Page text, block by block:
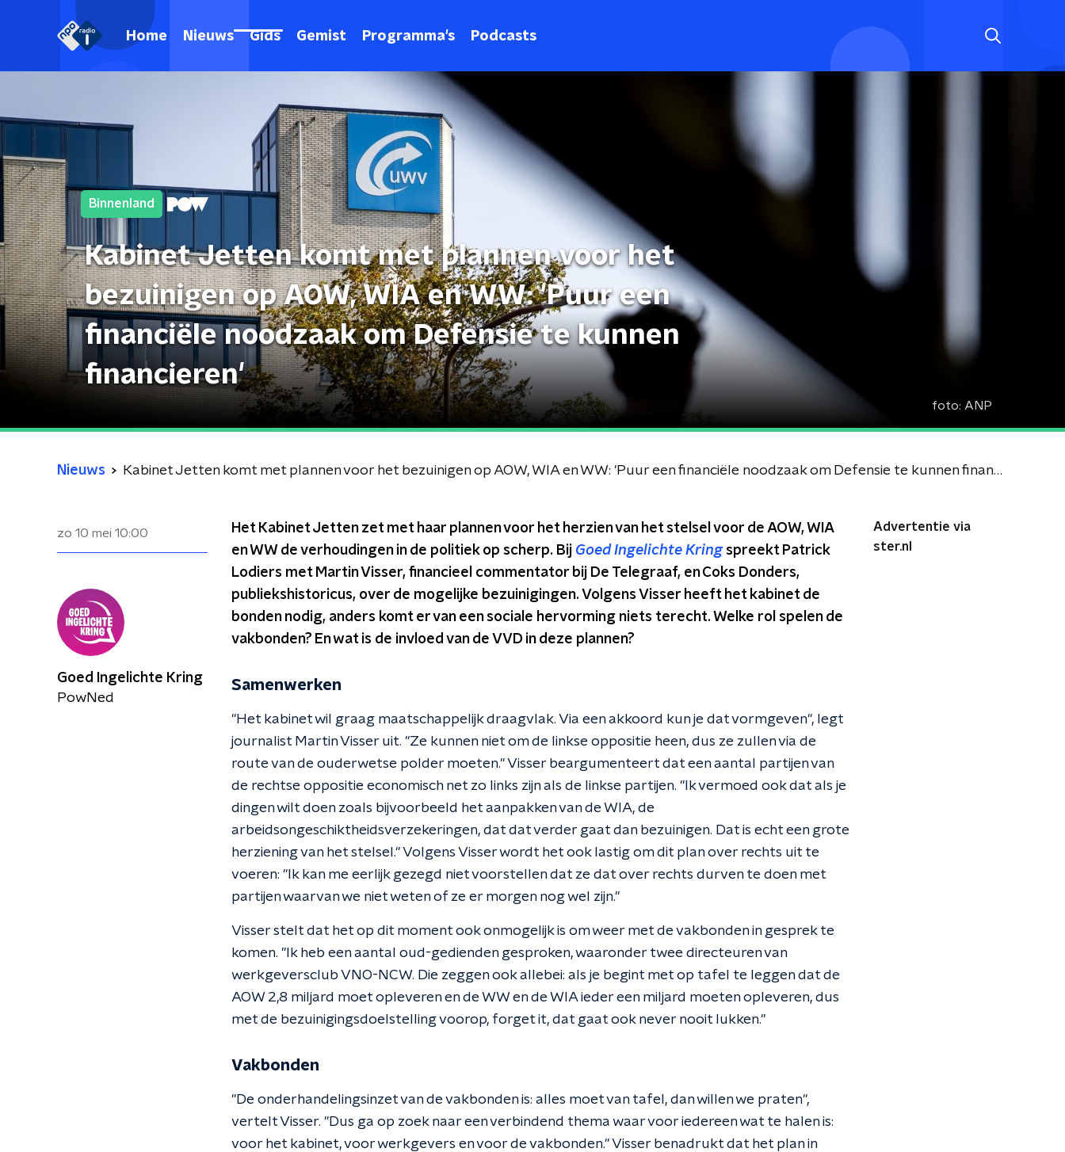
Home Nieuws Gids Gemist Programma's Podcasts
Binnenland
Kabinet Jetten komt met plannen voor het
bezuinigen op AOW, WIA en WW: 'Puur een
financiële noodzaak om Defensie te kunnen
financieren'
foto: ANP
Nieuws Kabinet Jetten komt met plannen voor het bezuinigen op AOW, WIA en WW: 'Puur een financiële noodzaak om Defensie te kunnen financieren'
zo 10 mei 10:00
Het Kabinet Jetten zet met haar plannen voor het herzien van het stelsel voor de AOW, WIA
en WW de verhoudingen in de politiek op scherp. Bij Goed Ingelichte Kringspreekt Patrick
Lodiers met Martin Visser, financieel commentator bij De Telegraaf, en Coks Donders,
publiekshistoricus, over de mogelijke bezuinigingen. Volgens Visser heeft het kabinet de
bonden nodig, anders komt er van een sociale hervorming niets terecht. Welke rol spelen de
vakbonden? En wat is de invloed van de VVD in deze plannen?
Samenwerken
"Het kabinet wil graag maatschappelijk draagvlak. Via een akkoord kun je dat vormgeven", legt
journalist Martin Visser uit. "Ze kunnen niet om de linkse oppositie heen, dus ze zullen via de
route van de ouderwetse polder moeten." Visser beargumenteert dat een aantal partijen van
de rechtse oppositie economisch net zo links zijn als de linkse partijen. "Ik vermoed ook dat als je
dingen wilt doen zoals bijvoorbeeld het aanpakken van de WIA, de
arbeidsongeschiktheidsverzekeringen, dat dat verder gaat dan bezuinigen. Dat is echt een grote
herziening van het stelsel." Volgens Visser wordt het ook lastig om dit plan over rechts uit te
voeren: "Ik kan me eerlijk gezegd niet voorstellen dat ze dat over rechts durven te doen met
partijen waarvan we niet weten of ze er morgen nog wel zijn."
Visser stelt dat het op dit moment ook onmogelijk is om weer met de vakbonden in gesprek te
komen. "Ik heb een aantal oud-gedienden gesproken, waaronder twee directeuren van
werkgeversclub VNO-NCW. Die zeggen ook allebei: als je begint met op tafel te leggen dat de
AOW 2,8 miljard moet opleveren en de WW en de WIA ieder een miljard moeten opleveren, dus
met de bezuinigingsdoelstelling voorop, forget it, dat gaat ook never nooit lukken."
Vakbonden
"De onderhandelingsinzet van de vakbonden is: alles moet van tafel, dan willen we praten",
vertelt Visser. "Dus ga op zoek naar een verbindend thema waar voor iedereen wat te halen is:
voor het kabinet, voor werkgevers en voor de vakbonden." Visser benadrukt dat het plan in
Advertentie via
ster.nl
Goed Ingelichte Kring
PowNed